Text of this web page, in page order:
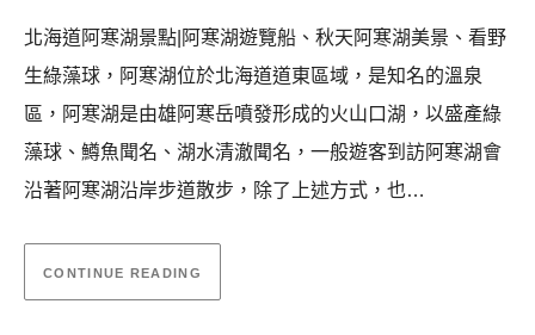
北海道阿寒湖景點|阿寒湖遊覽船、秋天阿寒湖美景、看野
生綠藻球，阿寒湖位於北海道道東區域，是知名的溫泉
區，阿寒湖是由雄阿寒岳噴發形成的火山口湖，以盛產綠
藻球、鱒魚聞名、湖水清澈聞名，一般遊客到訪阿寒湖會
沿著阿寒湖沿岸步道散步，除了上述方式，也…
CONTINUE READING